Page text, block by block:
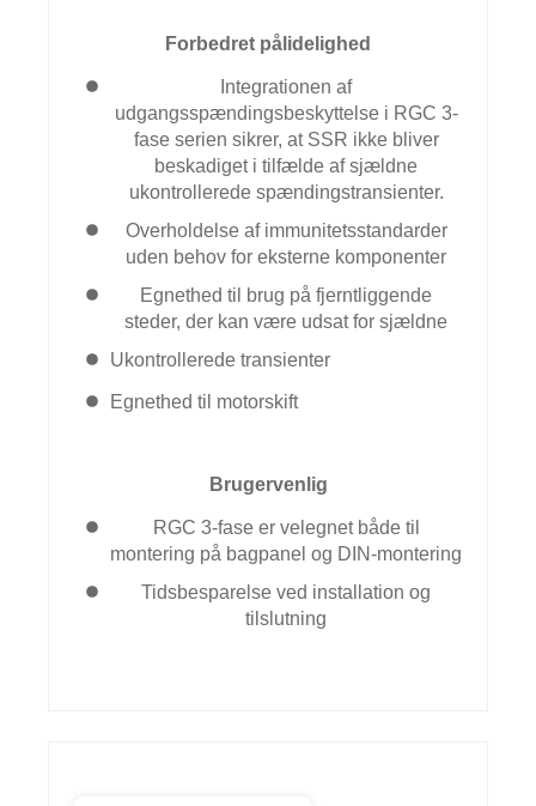
Forbedret pålidelighed
Integrationen af
udgangsspændingsbeskyttelse i RGC 3-
fase serien sikrer, at SSR ikke bliver
beskadiget i tilfælde af sjældne
ukontrollerede spændingstransienter.
Overholdelse af immunitetsstandarder
uden behov for eksterne komponenter
Egnethed til brug på fjerntliggende
steder, der kan være udsat for sjældne
Ukontrollerede transienter
Egnethed til motorskift
Brugervenlig
RGC 3-fase er velegnet både til
montering på bagpanel og DIN-montering
Tidsbesparelse ved installation og
tilslutning